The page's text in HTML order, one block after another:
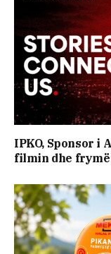
IPKO, Sponsor i
filmin dhe